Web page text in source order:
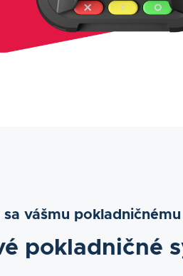
sa vášmu
pokladničné